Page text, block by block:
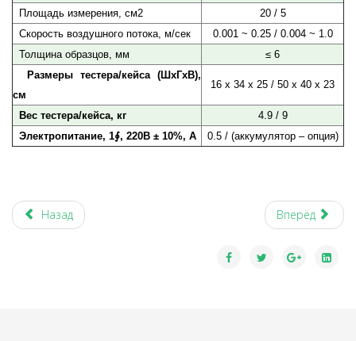
Площадь измерения, см2
20 / 5
Скорость воздушного потока, м/сек
0.001 ~ 0.25 / 0.004 ~ 1.0
Толщина образцов, мм
≤ 6
Размеры тестера/кейса (ШxГxВ),
см
16 x 34 x 25 / 50 x 40 x 23
Вес тестера/кейса, кг
4.9 / 9
Электропитание, 1∮, 220В ± 10%, А
0.5 / (аккумулятор – опция)
Назад Вперёд